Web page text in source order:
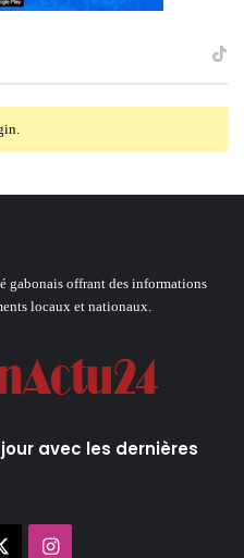
gabonais offrant des informations
locaux et nationaux.
avec les dernières
Instagram